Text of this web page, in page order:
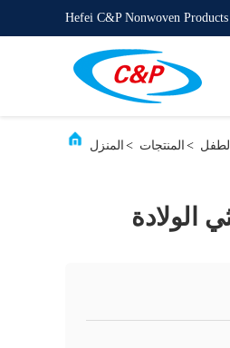
Hefei C&P Nonwoven
المنزل > المنتجات >
الولادة